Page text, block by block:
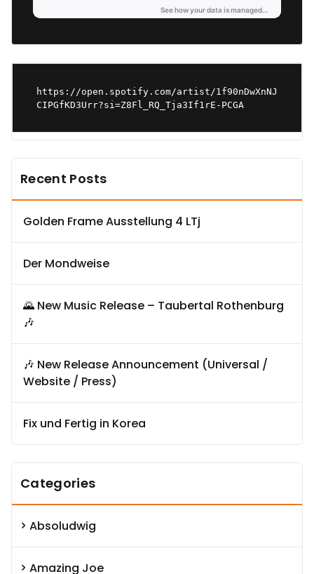
https://open.spotify.com/artist/1f90nDwXnNJ
CIPGfKD3Urr?si=Z8Fl_RQ_Tja3If1rE-PCGA
Recent Posts
Golden Frame Ausstellung 4 LTj
Der Mondweise
🌄 New Music Release – Taubertal Rothenburg
🎶
🎶 New Release Announcement (Universal /
Website / Press)
Fix und Fertig in Korea
Categories
Absoludwig
Amazing Joe